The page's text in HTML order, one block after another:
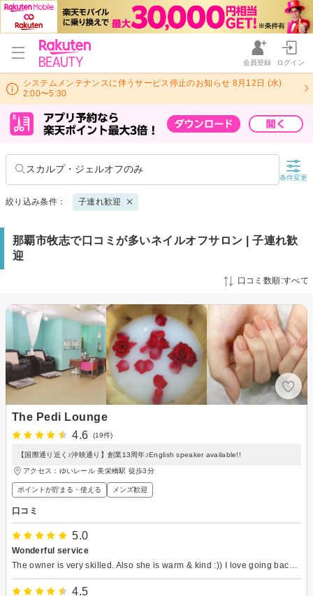
会員登録 ログイン
システムメンテナンスに伴うサービス停止のお知らせ 8月12日 (水)
2:00〜5:30
スカルプ・ジェルオフのみ
条件変更
絞り込み条件： 子連れ歓迎
那覇市牧志で口コミが多いネイルオフサロン | 子連れ歓
迎
口コミ数順:すべて
The Pedi Lounge
4.6
(19件)
【国際通り近く♪沖映通り】創業13周年♪English speaker available!!
アクセス：ゆいレール 美栄橋駅 徒歩3分
ポイントが貯まる・使える メンズ歓迎
口コミ
5.0
Wonderful service
4.5